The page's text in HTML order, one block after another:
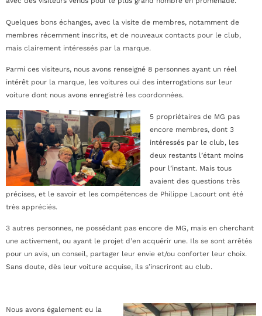
Quelques bons échanges, avec la visite de membres, notamment de
membres récemment inscrits, et de nouveaux contacts pour le club,
mais clairement intéressés par la marque.
Parmi ces visiteurs, nous avons renseigné 8 personnes ayant un réel
intérêt pour la marque, les voitures oui des interrogations sur leur
voiture dont nous avons enregistré les coordonnées.
5 propriétaires de MG pas
encore membres, dont 3
intéressés par le club, les
deux restants l’étant moins
pour l’instant. Mais tous
avaient des questions très
précises, et le savoir et les compétences de Philippe Lacourt ont été
très appréciés.
3 autres personnes, ne possédant pas encore de MG, mais en cherchant
une activement, ou ayant le projet d’en acquérir une. Ils se sont arrêtés
pour un avis, un conseil, partager leur envie et/ou conforter leur choix.
Sans doute, dès leur voiture acquise, ils s’inscriront au club.
Nous avons également eu la